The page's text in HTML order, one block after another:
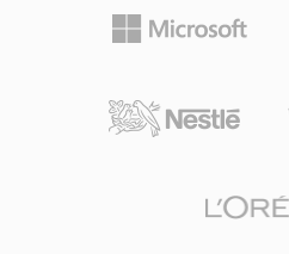
nawet przy
premiery pierwszego
1982 roku, CDDA ustalilo
punktem odniesienia,
rejestracji czy produkcji o
czestotliwosci
rozmiaru do 64 bitow,
strukturalna pozwala